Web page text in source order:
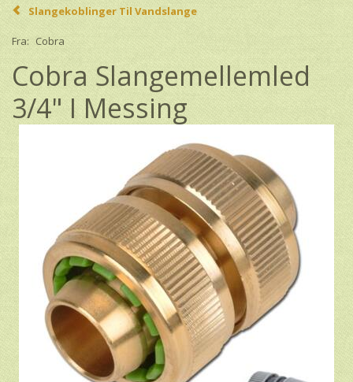
Slangekoblinger Til Vandslange
Fra: Cobra
Cobra Slangemellemled
3/4" I Messing